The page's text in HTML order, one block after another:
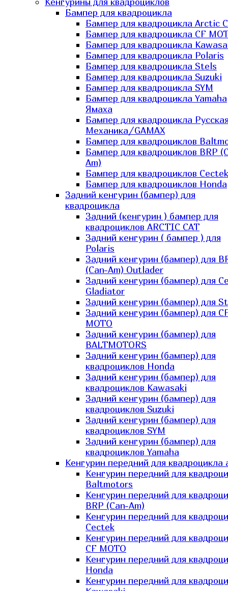
Бампер для квадроцикла
Бампер для квадроцикла Arctic
Бампер для квадроцикла CF
Бампер для квадроцикла
Бампер для квадроцикла Polaris
Бампер для квадроцикла Stels
Бампер для квадроцикла Suzuki
Бампер для квадроцикла SYM
Бампер для квадроцикла Yamaha
Ямаха
Бампер для квадроцикла
Механика/GAMAX
Бампер для квадроциклов
Бампер для квадроциклов BRP
Am)
Бампер для квадроциклов Cectek
Бампер для квадроциклов Honda
Задний кенгурин (бампер) для
квадроцикла
Задний (кенгурин ) бампер для
квадроциклов ARCTIC CAT
Задний кенгурин ( бампер ) для
Polaris
Задний кенгурин (бампер) для
(Can-Am) Outlader
Задний кенгурин (бампер) для
Gladiator
Задний кенгурин (бампер) для
Задний кенгурин (бампер) для
MOTO
Задний кенгурин (бампер) для
BALTMOTORS
Задний кенгурин (бампер) для
квадроциклов Honda
Задний кенгурин (бампер) для
квадроциклов Kawasaki
Задний кенгурин (бампер) для
квадроциклов Suzuki
Задний кенгурин (бампер) для
квадроциклов SYM
Задний кенгурин (бампер) для
квадроциклов Yamaha
Кенгурин передний для квадроцикла
Кенгурин передний для
Baltmotors
Кенгурин передний для
BRP (Can-Am)
Кенгурин передний для
Cectek
Кенгурин передний для
CF MOTO
Кенгурин передний для
Honda
Кенгурин передний для